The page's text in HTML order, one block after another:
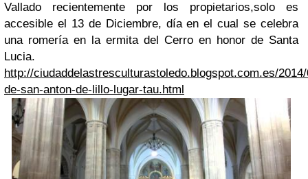
Vallado recientemente por los propietarios,solo es
accesible el 13 de Diciembre, día en el cual se celebra
una romería en la ermita del Cerro en honor de Santa
Lucia.
http://ciudaddelastresculturastoledo.blogspot.com.es/
de-san-anton-de-lillo-lugar-tau.html